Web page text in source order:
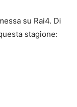
su Rai4. Di
stagione: